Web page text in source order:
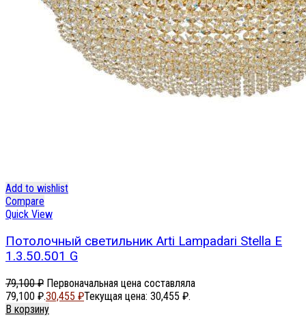
Add to wishlist
Compare
Quick View
Потолочный светильник Arti Lampadari Stella E
1.3.50.501 G
79,100₽ Первоначальная цена составляла
79,100 ₽.30,455 ₽Текущая цена: 30,455 ₽.
В корзину